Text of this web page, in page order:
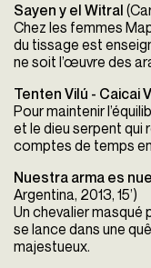
Sayen y el Witral (
Chez les femmes
du tissage est
ne soit l’œuvre des
Tenten Vilú - Caicai
Pour maintenir
et le dieu serpent qui
comptes de temps
Nuestra arma es
Argentina, 2013, 15’)
Un chevalier masqué
se lance dans une
majestueux.